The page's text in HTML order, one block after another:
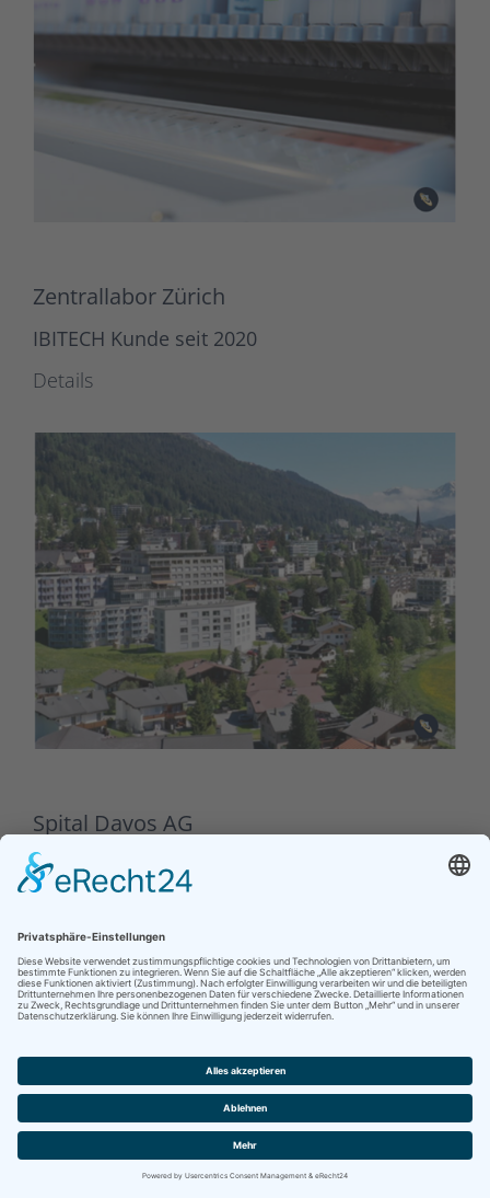
Zentrallabor Zürich
IBITECH Kunde seit 2020
Details
Spital Davos AG
IBITECH Kunde seit 2018